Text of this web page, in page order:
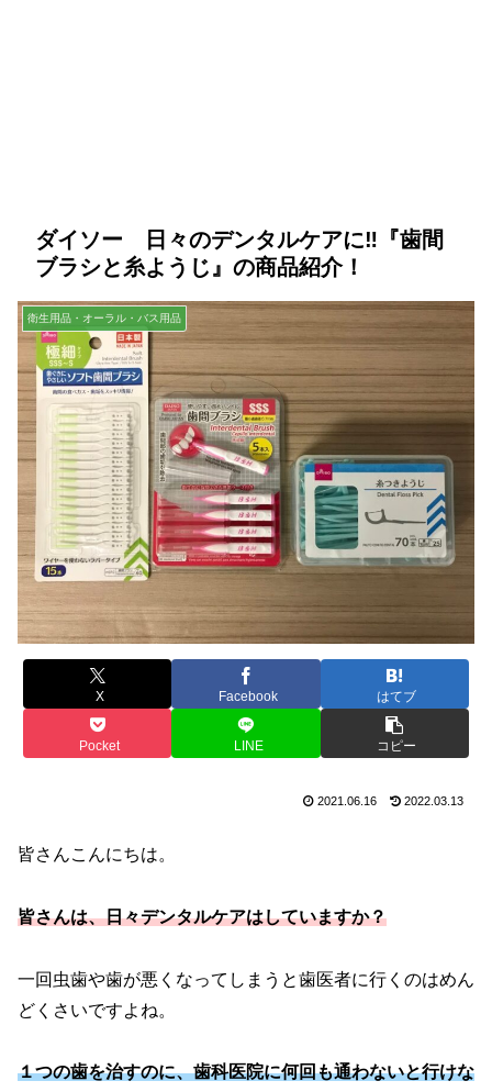
ダイソー 日々のデンタルケアに‼『歯間
ブラシと糸ようじ』の商品紹介！
衛生用品・オーラル・バス用品
X Facebook はてブ
Pocket LINE コピー
2021.06.16 2022.03.13
皆さんこんにちは。
皆さんは、日々デンタルケアはしていますか？
一回虫歯や歯が悪くなってしまうと歯医者に行くのはめん
どくさいですよね。
１つの歯を治すのに、歯科医院に何回も通わないと行けな